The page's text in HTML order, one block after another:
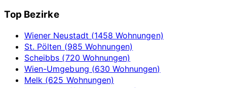
Top Bezirke
Wiener Neustadt (1458 Wohnungen)
St. Pölten (985 Wohnungen)
Scheibbs (720 Wohnungen)
Wien-Umgebung (630 Wohnungen)
Melk (625 Wohnungen)